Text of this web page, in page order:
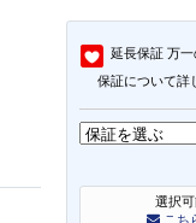
延長保証 万一
保証について詳
選択
こち